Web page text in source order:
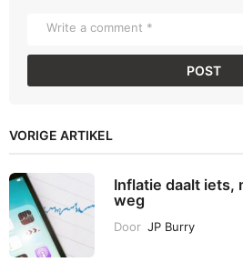
VORIGE ARTIKEL
Inflatie daalt iets,
weg
Door JP Burry